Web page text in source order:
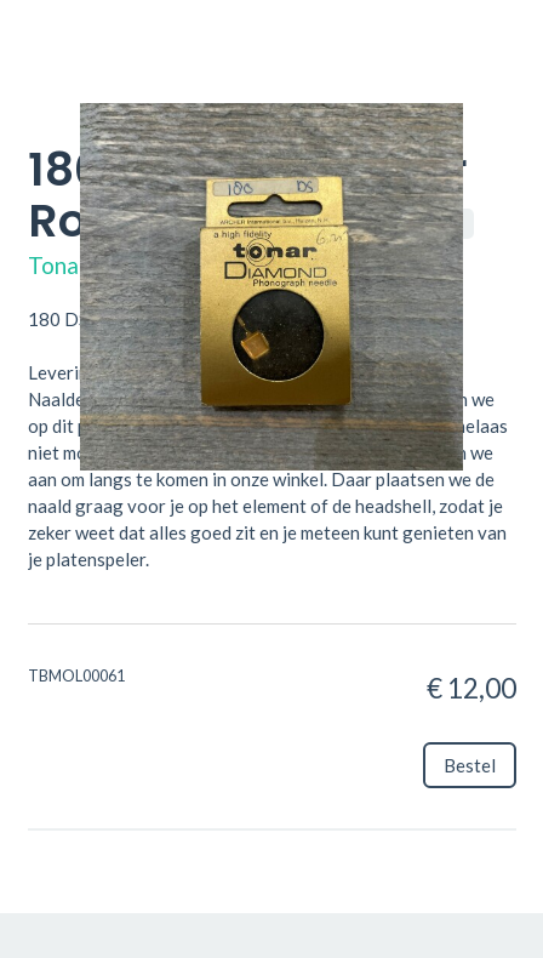
180 DS- Naald voor
Ronette BF-40 Tonar 180
Tonar
180 DS- Naald voor Ronette BF-40
Leveringsvoorwaarden Vervangingsnaalden
Naalden zijn heel precies en kwetsbaar. Daarom kunnen we
op dit product geen garantie geven en is retourneren helaas
niet mogelijk. Om teleurstellingen te voorkomen, raden we
aan om langs te komen in onze winkel. Daar plaatsen we de
naald graag voor je op het element of de headshell, zodat je
zeker weet dat alles goed zit en je meteen kunt genieten van
je platenspeler.
TBMOL00061 € 12,00
Bestel